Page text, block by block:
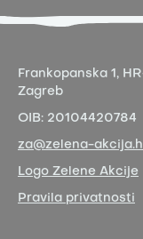
Frankopanska 1,
Zagreb
OIB: 20104420784
za@zelena-
Logo Zelene Akcije
Pravila privatnosti